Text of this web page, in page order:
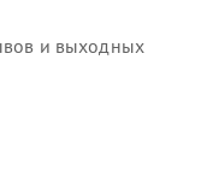
и выходных